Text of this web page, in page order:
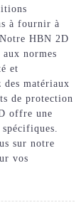
à fournir à
HBN 2D
normes
et
des matériaux
de protection
offre une
sur notre
vos